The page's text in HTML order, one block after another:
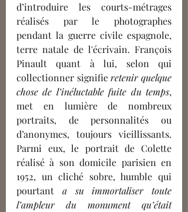
d’introduire les courts-métrages
réalisés par le photographes
pendant la guerre civile espagnole,
terre natale de l'écrivain. François
Pinault quant à lui, selon qui
collectionner signifie retenir quelque
chose de l’inéluctable fuite du temps,
met en lumière de nombreux
portraits, de personnalités ou
d’anonymes, toujours vieillissants.
Parmi eux, le portrait de Colette
réalisé à son domicile parisien en
1952, un cliché sobre, humble qui
pourtant a su immortaliser toute
l’ampleur du monument qu’était